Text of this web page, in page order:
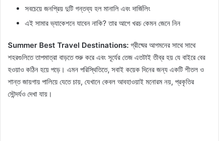
সবচেয়ে জনপ্রিয় দুটি গন্তব্য হল মানালি এবং দার্জিলিং
এই সামার ভ্যাকেশনে যাবেন নাকি? তার আগে খরচ কেমন জেনে নিন
Summer Best Travel Destinations: গ্রীষ্মের আগমনের সাথে সাথে
শহরগুলিতে তাপমাত্রা বাড়তে শুরু করে এবং সূর্যের তেজ এতটাই তীব্র হয় যে বাইরে বের
হওয়াও কঠিন হয়ে পড়ে। এমন পরিস্থিতিতে, সবাই কয়েক দিনের জন্য একটি শীতল ও
শান্ত জায়গায় পালিয়ে যেতে চায়, যেখানে কেবল আবহাওয়াই মনোরম নয়, প্রকৃতির
সৌন্দর্যও দেখা যায়।